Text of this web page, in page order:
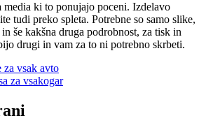
media ki to ponujajo poceni. Izdelavo
tudi preko spleta. Potrebne so samo slike,
še kakšna druga podrobnost, za tisk in
drugi in vam za to ni potrebno skrbeti.
za vsak avto
za vsakogar